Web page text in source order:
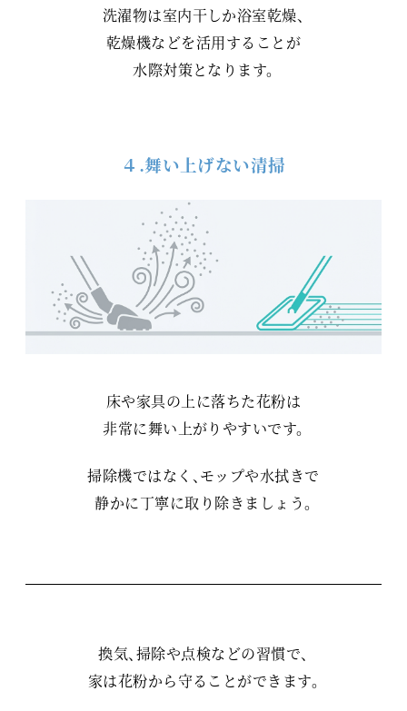
洗濯物は室内干しか浴室乾燥、
乾燥機などを活用することが
水際対策となります。
４.舞い上げない清掃
床や家具の上に落ちた花粉は
非常に舞い上がりやすいです。
掃除機ではなく、モップや水拭きで
静かに丁寧に取り除きましょう。
換気、掃除や点検などの習慣で、
家は花粉から守ることができます。